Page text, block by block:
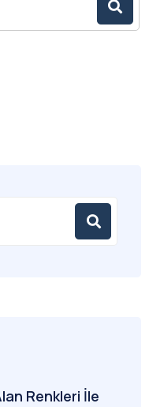
Renkleri İle